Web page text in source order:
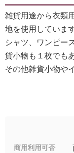
雑貨用途から衣類
地を使用しています
シャツ、ワンピー
貨小物も１枚でも
その他雑貨小物や
商用利用可否